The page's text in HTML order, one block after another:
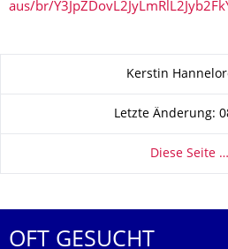
aus/br/
Zu dieser SeiteKerstin
Letzte Änderung:
Diese Seite …
OFT GESUCHT